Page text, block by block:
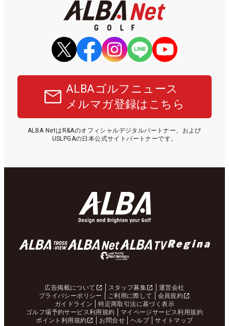
■試合を振り返ろう！【大会ライブフォト】
■佐渡山理莉 優勝インタビュー【動画】
ープチャレンジカップ」【成績＆スコア】
で回れるんだなって（笑）」【記事】
【プロフィールはこちら】
PGMシリーズの全3戦の最終戦。首位と1打差の3位
ALBAゴルフニュース
メルマガ登録はこちら
ALBA NetはR&Aのオフィシャルデジタルパートナー、および
USLPGAの日本公式サイトパートナーです。
広告掲載について スタッフ募集
運営会社
プライバシーポリシー
ご利用に際して
会員規約
ガイドライン
特定商取引法に基づく表示
ゴルフ場予約サービス利用規約
マイページサービス利用規約
ポイント利用規約
お問合せ ヘルプ サイトマップ